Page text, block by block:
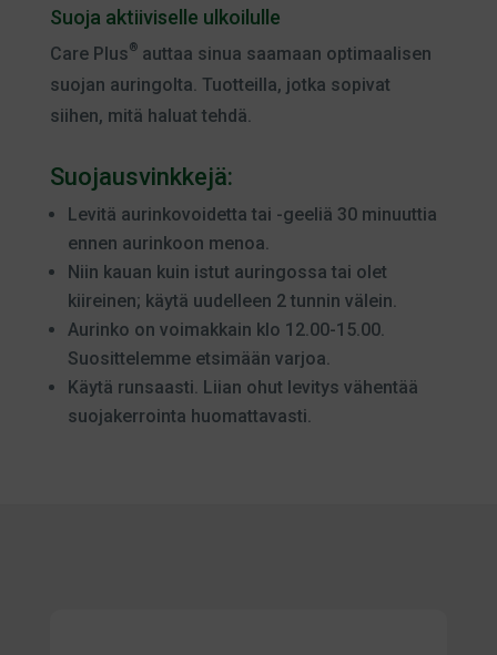
Suoja aktiiviselle ulkoilulle
Care Plus®auttaa sinua saamaan optimaalisen
suojan auringolta. Tuotteilla, jotka sopivat
siihen, mitä haluat tehdä.
Suojausvinkkejä:
Levitä aurinkovoidetta tai -geeliä 30 minuuttia
ennen aurinkoon menoa.
Niin kauan kuin istut auringossa tai olet
kiireinen; käytä uudelleen 2 tunnin välein.
Aurinko on voimakkain klo 12.00-15.00.
Suosittelemme etsimään varjoa.
Käytä runsaasti. Liian ohut levitys vähentää
suojakerrointa huomattavasti.